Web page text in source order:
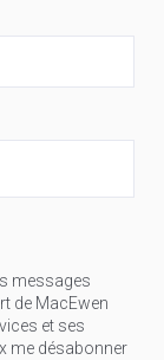
messages
de MacEwen
et ses
me désabonner